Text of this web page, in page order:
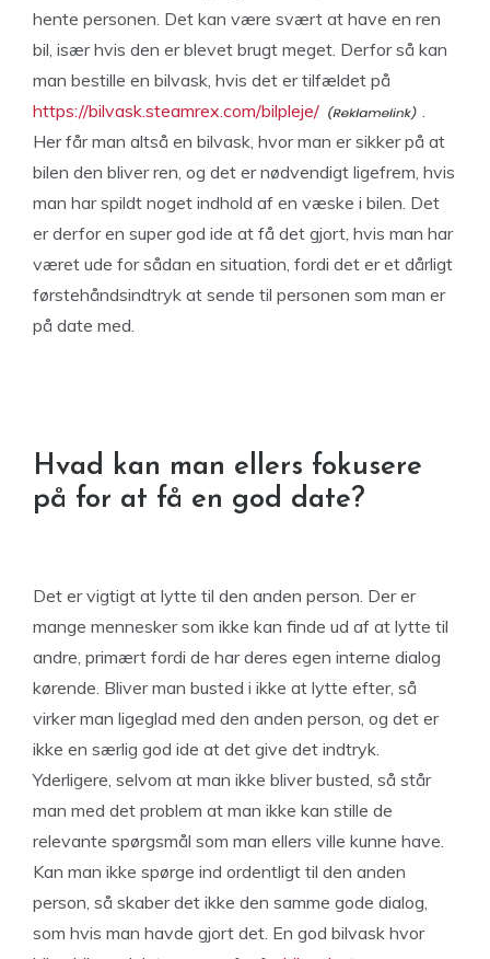
hente personen. Det kan være svært at have en ren
bil, især hvis den er blevet brugt meget. Derfor så kan
man bestille en bilvask, hvis det er tilfældet på
https://bilvask.steamrex.com/bilpleje/
.
Her får man altså en bilvask, hvor man er sikker på at
bilen den bliver ren, og det er nødvendigt ligefrem, hvis
man har spildt noget indhold af en væske i bilen. Det
er derfor en super god ide at få det gjort, hvis man har
været ude for sådan en situation, fordi det er et dårligt
førstehåndsindtryk at sende til personen som man er
på date med.
Hvad kan man ellers fokusere
på for at få en god date?
Det er vigtigt at lytte til den anden person. Der er
mange mennesker som ikke kan finde ud af at lytte til
andre, primært fordi de har deres egen interne dialog
kørende. Bliver man busted i ikke at lytte efter, så
virker man ligeglad med den anden person, og det er
ikke en særlig god ide at det give det indtryk.
Yderligere, selvom at man ikke bliver busted, så står
man med det problem at man ikke kan stille de
relevante spørgsmål som man ellers ville kunne have.
Kan man ikke spørge ind ordentligt til den anden
person, så skaber det ikke den samme gode dialog,
som hvis man havde gjort det. En god bilvask hvor